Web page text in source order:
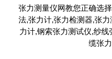
张力测量仪网教您正确选
法,张力计,张力检测器,张
力计,钢索张力测试仪,纱
缆张